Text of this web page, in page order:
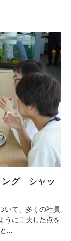
ング シャッ
いて、多くの社員
うに工夫した点を
と…